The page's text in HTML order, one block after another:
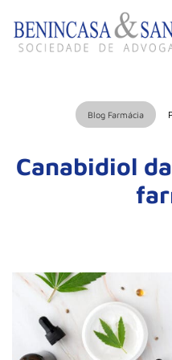
Blog Farmácia
Canabidiol